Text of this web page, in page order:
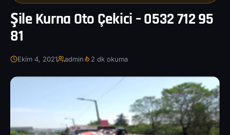
Şile Kurna Oto Çekici – 0532 712 95
81
Ekim 4, 2021 admin 2 dk okuma